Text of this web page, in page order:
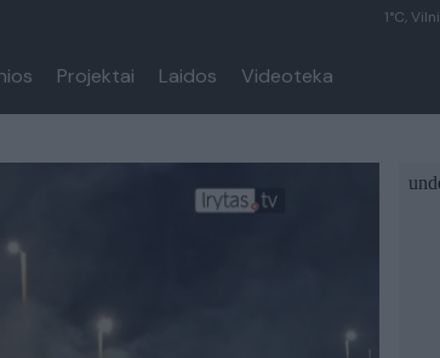
1°C,
Projektai Laidos Videoteka